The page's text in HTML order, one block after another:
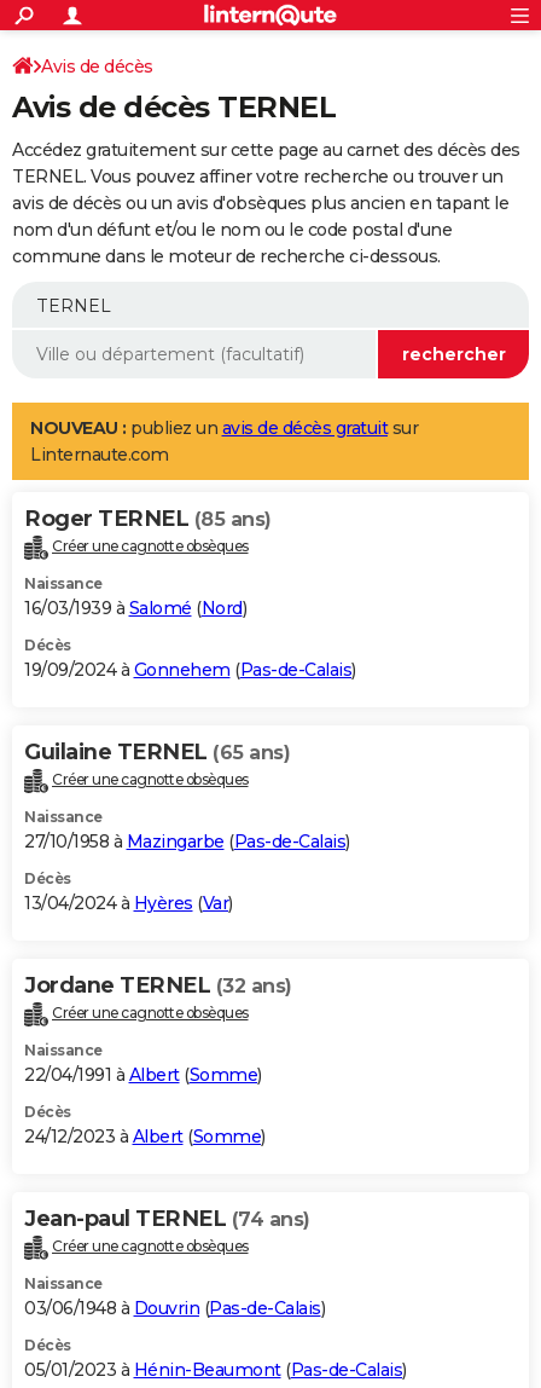
ACTUALITÉS
Politique
Société
Faits Divers
Education
Monde
Villes
+
SPORT
Coupe du monde 2026
Football
Tennis
Cyclisme
Rugby
Forum
Programme TV
TNT
Streaming
Cinéma
Sorties cinéma
Musique
+
FINANCE
Retraite
Epargne
Immobilier
Risques naturels par ville
Banque
Assurance
AUTO
Essais
Réserver un essai
Citadines
Berlines
SUV
Forum auto
+
Mobiles
Meilleur smartphone
Internet
Ordinateurs
Jeux vidéo
Guide high-tech
Aménagement intérieur
LIFESTYLE
Art de vivre
Bien-être
Loisirs
Mode
Modes de vie
Alimentation
Guide de la santé
Maladies
Médicaments
Sommeil
VOYAGE
Destinations
City break
Voyage nature
Voyage de noces
Forum
Climat
+PHOTO
GUIDES D'ACHAT
BONS PLANS
Carte de Noël
Carte Bonne année
Carte Saint-Valentin
Carte Pâques
Carte d'anniversaire
DICTIONNAIRE
Dictionnaire
Biographies
Citations
Expressions
Proverbes
PROGRAMME TV
S'inscrire
Se connecter
Lycées
Collèges
Primaires
Universités
Entreprises
Service militaire
Avis de recherche
AVIS DE DÉCÈS
Bricolage
Lifestyle
Culture
Sport
Auto
Television
Voyage
Cinema
Avis de décès
Avis de décès TERNEL
Accédez gratuitement sur cette page au carnet des décès des
TERNEL. Vous pouvez affiner votre recherche ou trouver un
avis de décès ou un avis d'obsèques plus ancien en tapant le
nom d'un défunt et/ou le nom ou le code postal d'une
commune dans le moteur de recherche ci-dessous.
NOUVEAU : publiez un avis de décès gratuitsur
Linternaute.com
Roger TERNEL (85 ans)
Créer une cagnotte obsèques
Naissance
16/03/1939 à Salomé (Nord)
Décès
19/09/2024 à Gonnehem (Pas-de-Calais)
Guilaine TERNEL (65 ans)
Créer une cagnotte obsèques
Naissance
27/10/1958 à Mazingarbe (Pas-de-Calais)
Décès
13/04/2024 à Hyères (Var)
Jordane TERNEL (32 ans)
Créer une cagnotte obsèques
Naissance
22/04/1991 à Albert(Somme)
Décès
24/12/2023 à Albert(Somme)
Jean-paul TERNEL (74 ans)
Créer une cagnotte obsèques
Naissance
03/06/1948 à Douvrin (Pas-de-Calais)
Décès
05/01/2023 à Hénin-Beaumont(Pas-de-Calais)